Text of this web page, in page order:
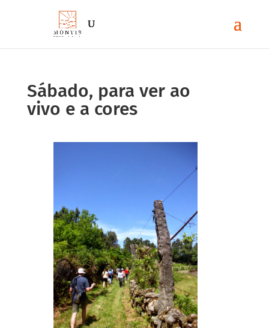
Sábado, para ver ao
vivo e a cores